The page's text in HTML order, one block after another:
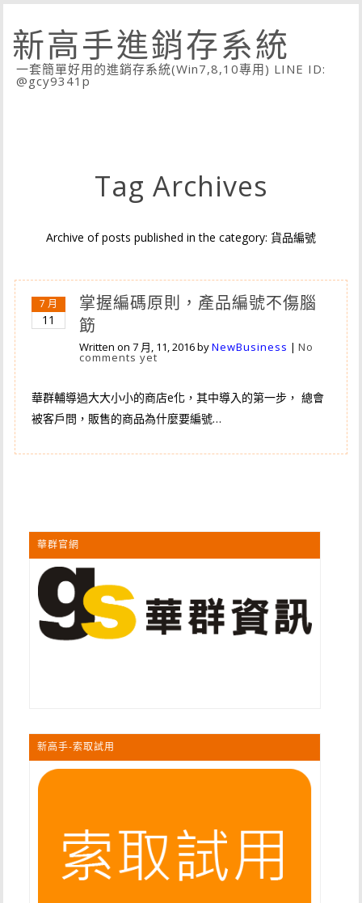
新高手進銷存系統
一套簡單好用的進銷存系統(Win7,8,10專用) LINE ID:
@gcy9341p
Tag Archives
Archive of posts published in the category: 貨品編號
7 月
11
掌握編碼原則，產品編號不傷腦
筯
Written on7 月, 11, 2016byNewBusiness |No
comments yet
華群輔導過大大小小的商店e化，其中導入的第一步， 總會
被客戶問，販售的商品為什麼要編號…
華群官網
新高手-索取試用